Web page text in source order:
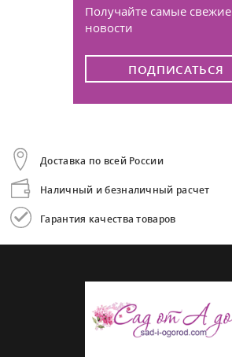
Получайте самые свежие
новости
ПОДПИСАТЬСЯ
Доставка по всей России
Наличный и безналичный расчет
Гарантия качества товаров